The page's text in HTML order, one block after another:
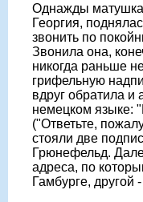
Однажды
Георгия,
звонить по
Звонила она,
никогда раньше
грифельную
вдруг обратила и
немецком языке:
("Ответьте,
стояли две
Грюнефельд.
адреса, по
Гамбурге, другой